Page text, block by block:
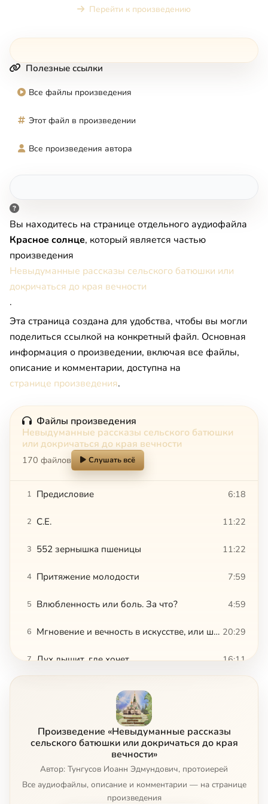
Перейти к произведению
Полезные ссылки
Все файлы произведения
Этот файл в произведении
Все произведения автора
Вы находитесь на странице отдельного аудиофайла
Красное солнце, который является частью
произведения
Невыдуманные рассказы сельского батюшки или
докричаться до края вечности
.
Эта страница создана для удобства, чтобы вы могли
поделиться ссылкой на конкретный файл. Основная
информация о произведении, включая все файлы,
описание и комментарии, доступна на
странице произведения.
Файлы произведения
Невыдуманные рассказы сельского батюшки
или докричаться до края вечности
170 файлов Слушать всё
1 Предисловие 6:18
2 C.Е. 11:22
3 552 зернышка пшеницы 11:22
4 Притяжение молодости 7:59
5 Влюбленность или боль. За что? 4:59
6 Мгновение и вечность в искусстве, или шедевр для Бога 20:29
7 Дух дышит, где хочет 16:11
10 Музыка древности 3:07
Запах
Мышиная молитва
Произведение «Невыдуманные рассказы
сельского батюшки или докричаться до края
вечности»
Автор: Тунгусов Иоанн Эдмундович, протоиерей
Все аудиофайлы, описание и комментарии — на странице
произведения